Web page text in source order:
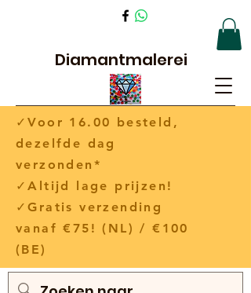
Diamantmalerei
✓Voor 16.00 besteld,
dezelfde dag
verzonden*
✓Altijd lage prijzen!
✓Gratis verzending
vanaf €75! (NL) / €100
(BE)